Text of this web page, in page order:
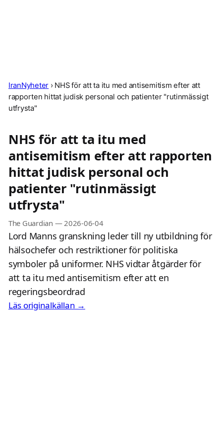
IranNyheter › NHS för att ta itu med antisemitism efter att
rapporten hittat judisk personal och patienter "rutinmässigt
utfrysta"
NHS för att ta itu med
antisemitism efter att rapporten
hittat judisk personal och
patienter "rutinmässigt
utfrysta"
The Guardian — 2026-06-04
Lord Manns granskning leder till ny utbildning för
hälsochefer och restriktioner för politiska
symboler på uniformer. NHS vidtar åtgärder för
att ta itu med antisemitism efter att en
regeringsbeordrad
Läs originalkällan →